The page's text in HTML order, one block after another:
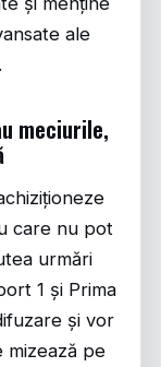
ale
meciurile,
care nu pot
urmări
1 și Prima
și vor
mizează pe